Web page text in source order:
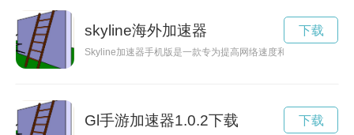
skyline海外加速器
Skyline加速器手机版是一款专为提高网络速度和优化游戏体验
下载
Gl手游加速器1.0.2下载 下载